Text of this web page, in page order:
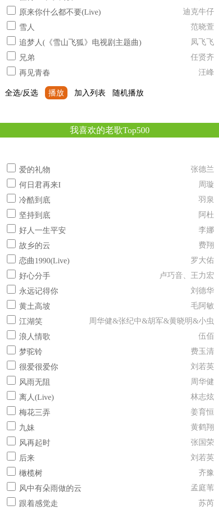
原来你什么都不要(Live)
迪克牛仔
雪人
范晓萱
追梦人(《雪山飞狐》电视剧主题曲)
凤飞飞
兄弟
任贤齐
再见青春
汪峰
全选/反选 播放 加入列表 随机播放
我喜欢的老歌Top500
爱的礼物
张德兰
何日君再来I
周璇
冷酷到底
羽泉
坚持到底
阿杜
好人一生平安
李娜
故乡的云
费翔
恋曲1990(Live)
罗大佑
好心分手
卢巧音、王力宏
永远记得你
刘德华
黄土高坡
毛阿敏
江湖笑
周华健&张纪中&胡军&黄晓明&小虫
浪人情歌
伍佰
梦驼铃
费玉清
很爱很爱你
刘若英
风雨无阻
周华健
离人(Live)
林志炫
梅花三弄
姜育恒
九妹
黄鹤翔
风再起时
张国荣
后来
刘若英
橄榄树
齐豫
风中有朵雨做的云
孟庭苇
跟着感觉走
苏芮